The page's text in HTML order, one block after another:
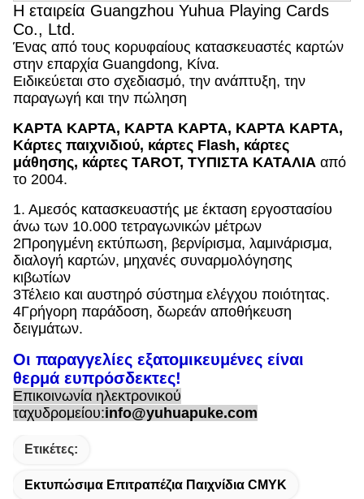
Η εταιρεία Guangzhou Yuhua Playing Cards
Co., Ltd.
Ένας από τους κορυφαίους κατασκευαστές καρτών
στην επαρχία Guangdong, Κίνα.
Ειδικεύεται στο σχεδιασμό, την ανάπτυξη, την
παραγωγή και την πώληση
ΚΑΡΤΑ ΚΑΡΤΑ, ΚΑΡΤΑ ΚΑΡΤΑ, ΚΑΡΤΑ ΚΑΡΤΑ,
Κάρτες παιχνιδιού, κάρτες Flash, κάρτες
μάθησης, κάρτες TAROT, ΤΥΠΙΣΤΑ ΚΑΤΑΛΙΑ από
το 2004.
1. Αμεσός κατασκευαστής με έκταση εργοστασίου
άνω των 10.000 τετραγωνικών μέτρων
2Προηγμένη εκτύπωση, βερνίρισμα, λαμινάρισμα,
διαλογή καρτών, μηχανές συναρμολόγησης
κιβωτίων
3Τέλειο και αυστηρό σύστημα ελέγχου ποιότητας.
4Γρήγορη παράδοση, δωρεάν αποθήκευση
δειγμάτων.
Οι παραγγελίες εξατομικευμένες είναι
θερμά ευπρόσδεκτες!
Επικοινωνία ηλεκτρονικού
ταχυδρομείου:info@yuhuapuke.com
Ετικέτες:
Εκτυπώσιμα Επιτραπέζια Παιχνίδια CMYK